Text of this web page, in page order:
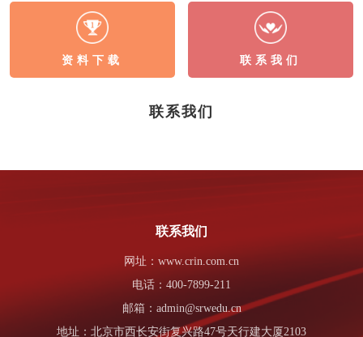
资料下载 联系我们
联系我们
联系我们
网址：www.crin.com.cn
电话：400-7899-211
邮箱：admin@srwedu.cn
地址：北京市西长安街复兴路47号天行建大厦2103